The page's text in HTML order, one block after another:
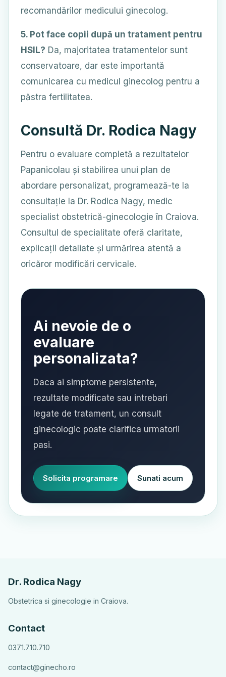
recomandărilor medicului ginecolog.
5. Pot face copii după un tratament pentru
HSIL? Da, majoritatea tratamentelor sunt
conservatoare, dar este importantă
comunicarea cu medicul ginecolog pentru a
păstra fertilitatea.
Consultă Dr. Rodica Nagy
Pentru o evaluare completă a rezultatelor
Papanicolau și stabilirea unui plan de
abordare personalizat, programează-te la
consultație la Dr. Rodica Nagy, medic
specialist obstetrică-ginecologie în Craiova.
Consultul de specialitate oferă claritate,
explicații detaliate și urmărirea atentă a
oricăror modificări cervicale.
Ai nevoie de o
evaluare
personalizata?
Daca ai simptome persistente,
rezultate modificate sau intrebari
legate de tratament, un consult
ginecologic poate clarifica urmatorii
pasi.
Solicita programare Sunati acum
Dr. Rodica Nagy
Obstetrica si ginecologie in Craiova.
Contact
0371.710.710
contact@ginecho.ro